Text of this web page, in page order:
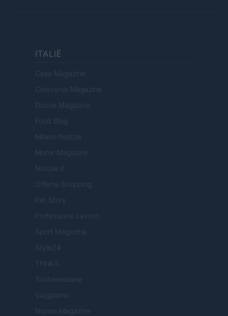
ITALIË
Casa Magazine
Cineverse Magazine
Donne Magazine
Food Blog
Milano Notizie
Motor Magazine
Notizie.it
Offerte Shopping
Pet Story
Professione Lavoro
Sport Magazine
Style24
Think.it
Tuobenessere
Viaggiamo
Nonne Magazine